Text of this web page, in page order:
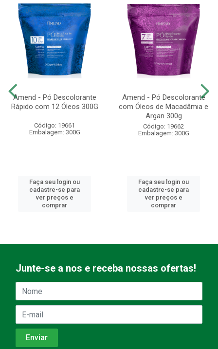
Amend - Pó Descolorante
Rápido com 12 Óleos 300G
Código: 19661
Embalagem: 300G
Faça seu login ou
cadastre-se para
ver preços e
comprar
Amend - Pó Descolorante
com Óleos de Macadâmia e
Argan 300g
Código: 19662
Embalagem: 300G
Faça seu login ou
cadastre-se para
ver preços e
comprar
Junte-se a nos e receba nossas ofertas!